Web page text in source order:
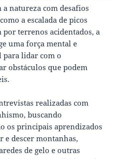
natureza com desafios
a escalada de picos
por terrenos acidentados, a
uma força mental e
para lidar com o
obstáculos que podem
realizadas com
buscando
os principais aprendizados
e descer montanhas,
de gelo e outras